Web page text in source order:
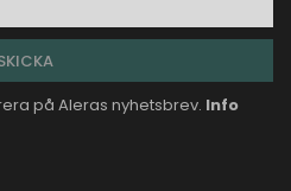
på Aleras nyhetsbrev. Info